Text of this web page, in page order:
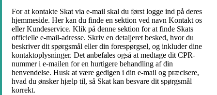
For at kontakte Skat via e-mail skal du først logge ind på deres
hjemmeside. Her kan du finde en sektion ved navn Kontakt os
eller Kundeservice. Klik på denne sektion for at finde Skats
officielle e-mail-adresse. Skriv en detaljeret besked, hvor du
beskriver dit spørgsmål eller din forespørgsel, og inkluder dine
kontaktoplysninger. Det anbefales også at medtage dit CPR-
nummer i e-mailen for en hurtigere behandling af din
henvendelse. Husk at være gedigen i din e-mail og præcisere,
hvad du ønsker hjælp til, så Skat kan besvare dit spørgsmål
korrekt.